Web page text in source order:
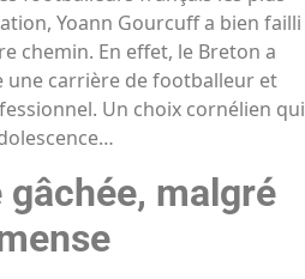
Yoann Gourcuff a bien failli
chemin. En effet, le Breton a
une carrière de footballeur et
Un choix cornélien qui
gâchée, malgré